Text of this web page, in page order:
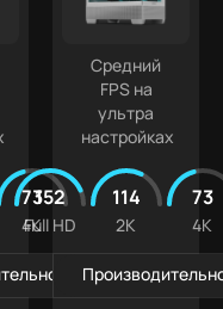
73
4K
в играх
Средний
FPS на
ультра
настройках
152
Full HD
114
2K
73
4K